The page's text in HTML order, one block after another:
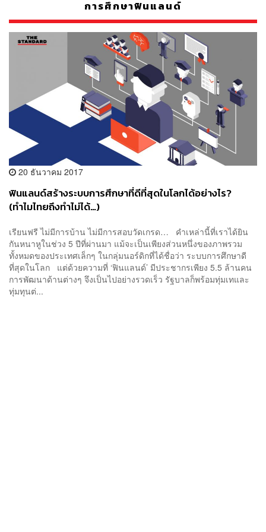
การศึกษาฟินแลนด์
20 ธันวาคม 2017
ฟินแลนด์สร้างระบบการศึกษาที่ดีที่สุดในโลกได้อย่างไร?
(ทำไมไทยถึงทำไม่ได้…)
เรียนฟรี ไม่มีการบ้าน ไม่มีการสอบวัดเกรด… คำเหล่านี้ที่เราได้ยิน
กันหนาหูในช่วง 5 ปีที่ผ่านมา แม้จะเป็นเพียงส่วนหนึ่งของภาพรวม
ทั้งหมดของประเทศเล็กๆ ในกลุ่มนอร์ดิกที่ได้ชื่อว่า ระบบการศึกษาดี
ที่สุดในโลก แต่ด้วยความที่ ‘ฟินแลนด์’ มีประชากรเพียง 5.5 ล้านคน
การพัฒนาด้านต่างๆ จึงเป็นไปอย่างรวดเร็ว รัฐบาลก็พร้อมทุ่มเทและ
ทุ่มทุนต่...